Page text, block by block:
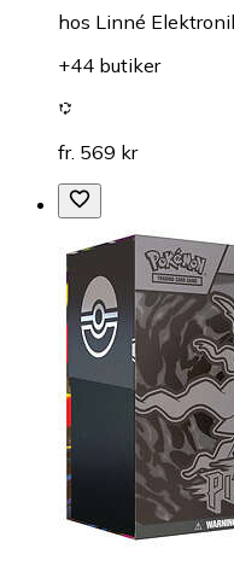
hos Linné
+44 butiker
fr. 569 kr